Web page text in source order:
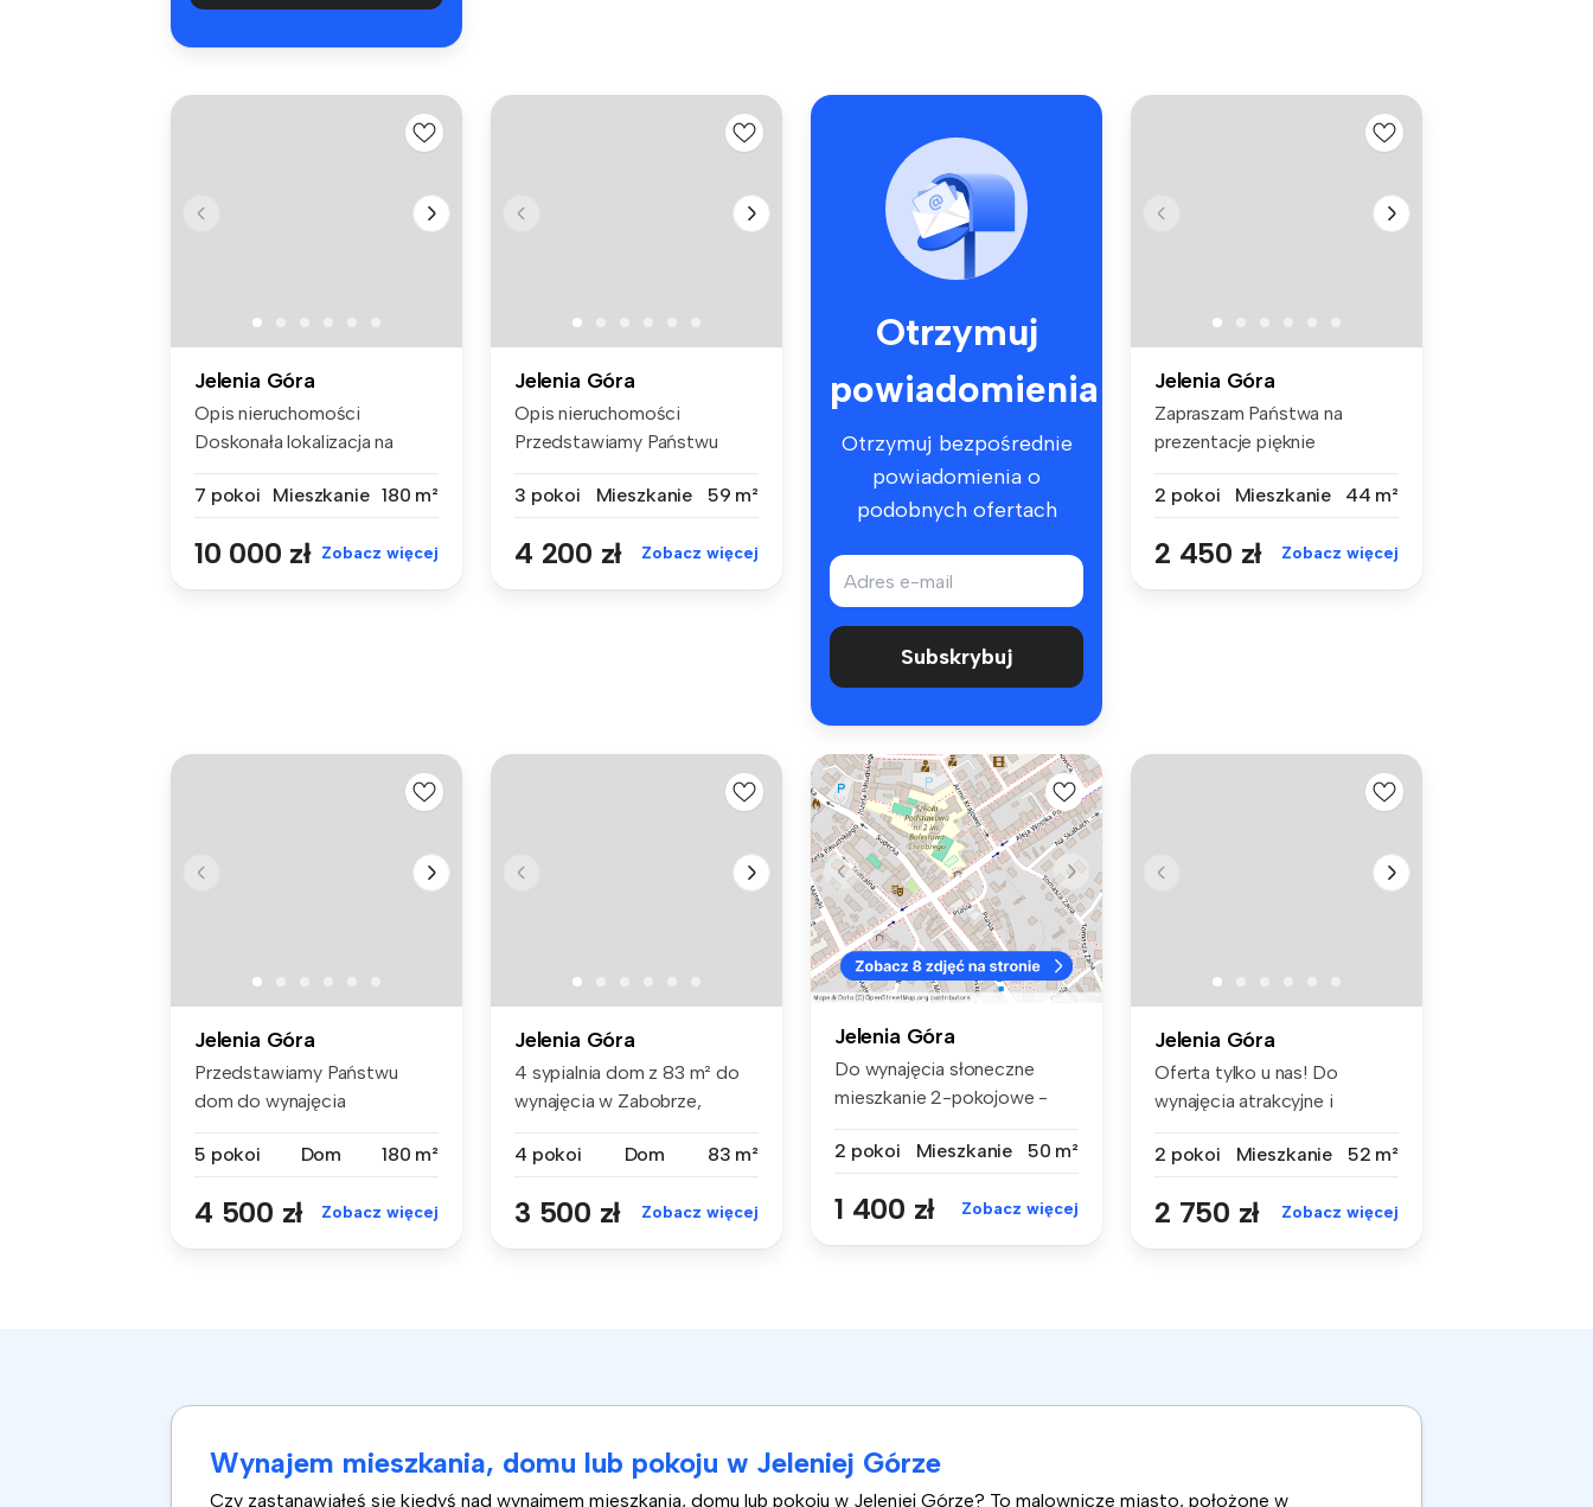
Jelenia Góra
Opis nieruchomości
Doskonała lokalizacja na
7 pokoi
Mieszkanie 180 m²
10 000 zł Zobacz więcej
Jelenia Góra
Opis nieruchomości
Przedstawiamy Państwu
3 pokoi
Mieszkanie 59 m²
4 200 zł Zobacz więcej
Otrzymuj
powiadomienia
Otrzymuj bezpośrednie
powiadomienia o
podobnych ofertach
Subskrybuj
Jelenia Góra
Zapraszam Państwa na
prezentacje pięknie
2 pokoi
Mieszkanie 44 m²
2 450 zł Zobacz więcej
Jelenia Góra
Przedstawiamy Państwu
dom do wynajęcia
5 pokoi
Dom 180 m²
4 500 zł Zobacz więcej
Jelenia Góra
4 sypialnia dom z 83 m² do
wynajęcia w Zabobrze,
4 pokoi
Dom 83 m²
3 500 zł Zobacz więcej
Jelenia Góra
Do wynajęcia słoneczne
mieszkanie 2-pokojowe -
2 pokoi
Mieszkanie 50 m²
1 400 zł Zobacz więcej
Jelenia Góra
Oferta tylko u nas! Do
wynajęcia atrakcyjne i
2 pokoi
Mieszkanie 52 m²
2 750 zł Zobacz więcej
Wynajem mieszkania, domu lub pokoju w Jeleniej Górze
Czy zastanawiałeś się kiedyś nad wynajmem mieszkania, domu lub pokoju w Jeleniej Górze? To malownicze miasto, położone w